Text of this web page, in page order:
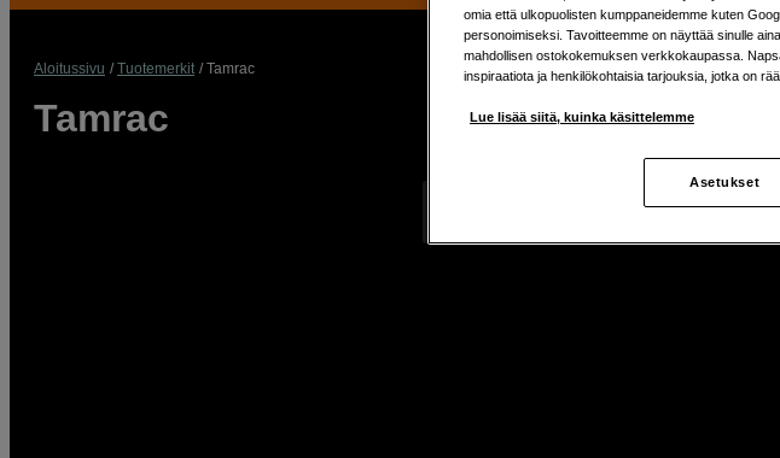
Aloitussivu Tuotemerkit Tamrac
Tamrac
omia että ulkopuolisten kumppaneidemme kuten
personoimiseksi. Tavoitteemme on näyttää sinulle
mahdollisen ostokokemuksen verkkokaupassa.
inspiraatiota ja henkilökohtaisia tarjouksia, jotka on
Lue lisää siitä, kuinka käsittelemme
Asetukset